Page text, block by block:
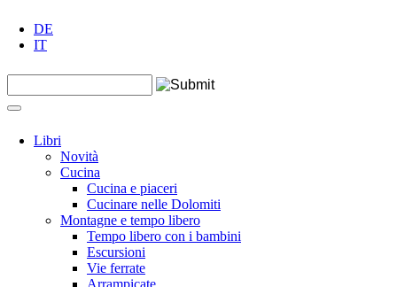
DE
IT
Form di ricerca
Libri
Novità
Cucina
Cucina e piaceri
Cucinare nelle Dolomiti
Montagne e tempo libero
Tempo libero con i bambini
Escursioni
Vie ferrate
Arrampicate